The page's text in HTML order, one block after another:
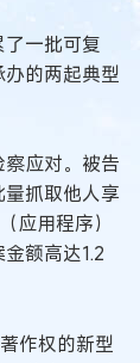
一批可复
的两起典型
应对。被告
抓取他人享
应用程序）
额高达1.2
作权的新型